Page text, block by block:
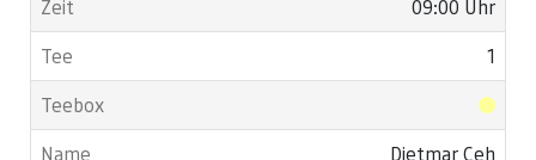
09:00 Uhr
1
Dietmar Ceh